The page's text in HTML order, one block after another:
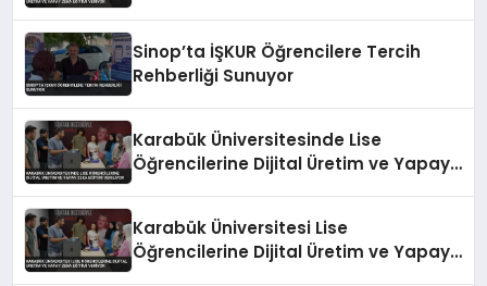
Sinop’ta İŞKUR Öğrencilere Tercih
Rehberliği Sunuyor
Karabük Üniversitesinde Lise
Öğrencilerine Dijital Üretim ve Yapay
Karabük Üniversitesi Lise
Öğrencilerine Dijital Üretim ve Yapay